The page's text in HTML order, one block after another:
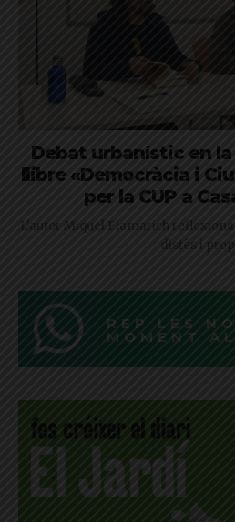
Debat urbanístic en
llibre «Democràcia i
per la CUP a
L'autor Miquel Flamarich
distès i
REP LES
MOMENT